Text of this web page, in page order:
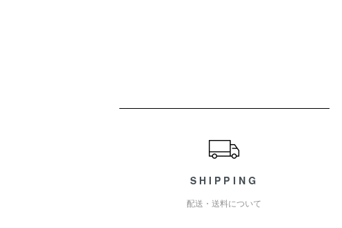
SHIPPING
配送・送料について